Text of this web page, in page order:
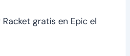
gratis en Epic el